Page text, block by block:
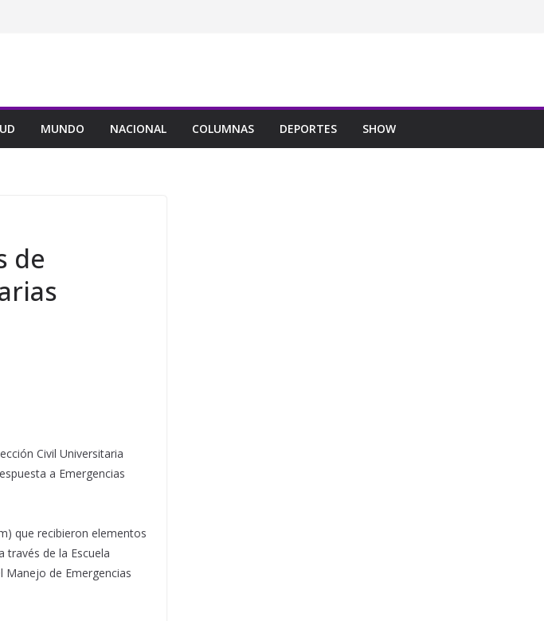
MUNDO NACIONAL COLUMNAS DEPORTES SHOW
de
Civil Universitaria
a Emergencias
que recibieron elementos
través de la Escuela
Manejo de Emergencias